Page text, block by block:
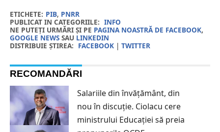
ETICHETE: PIB, PNRR
PUBLICAT IN CATEGORIILE: INFO
NE PUTEȚI URMĂRI ȘI PE PAGINA NOASTRĂ DE FACEBOOK,
GOOGLE NEWSSAU LINKEDIN
DISTRIBUIE ȘTIREA: FACEBOOK| TWITTER
RECOMANDĂRI
Salariile din învățământ, din
nou în discuție. Ciolacu cere
ministrului Educației să preia